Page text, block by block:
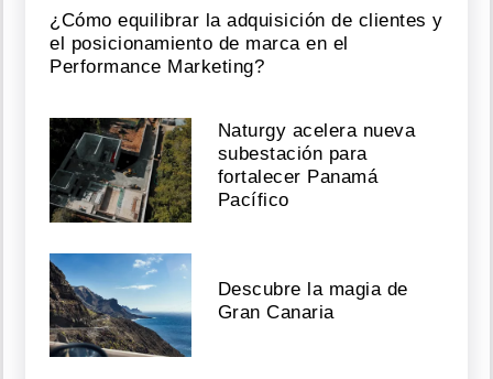
¿Cómo equilibrar la adquisición de clientes y
el posicionamiento de marca en el
Performance Marketing?
Naturgy acelera nueva
subestación para
fortalecer Panamá
Pacífico
Descubre la magia de
Gran Canaria